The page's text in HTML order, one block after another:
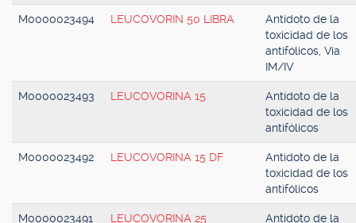
M0000023494 LEUCOVORIN 50 LIBRA
Antídoto de la
toxicidad de los
antifólicos, Vía
IM/IV
M0000023493 LEUCOVORINA 15
Antídoto de la
toxicidad de los
antifólicos
M0000023492 LEUCOVORINA 15 DF
Antídoto de la
toxicidad de los
antifólicos
M0000023491 LEUCOVORINA 25 Antídoto de la